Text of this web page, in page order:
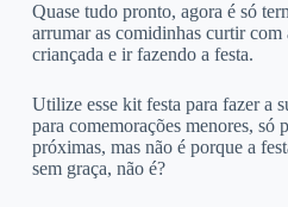
Quase tudo pronto, agora é só
arrumar as comidinhas curtir com
criançada e ir fazendo a festa.
Utilize esse kit festa para fazer a
para comemorações menores, só
próximas, mas não é porque a
sem graça, não é?